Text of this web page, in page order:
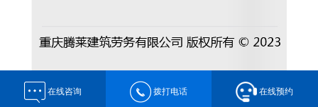
在线咨询 拨打电话 在线预约